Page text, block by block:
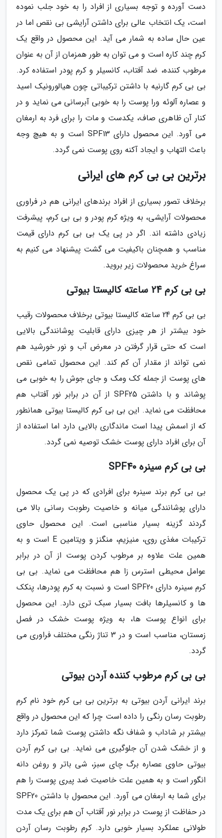
دست آورده و توجه بسیاری از افراد را به خود جلب نموده
است، یک انتخاب عالی برای داشتن آرایشی بی نقص اما در
عین حال ساده به شمار می آید. این محصول در واقع یک
کرم چند کاره است و می توان به طور همزمان از آن به عنوان
مرطوب کننده، ضد آفتاب، کانسیلر و کرم پودر استفاده کرد.
بی بی کرم گارنیه با داشتن ترکیباتی چون هیالورونیک اسید
و عصاره آلوئه ورا پوست را به خوبی آبرسانی می نماید و در
کنار آن ظاهری صاف، یکدست و مات را برای فرد به ارمغان
می آورد. این محصول دارای SPF13 است و به هیچ وجه
باعث التهاب و ایجاد آکنه روی پوست نمی گردد.
برترین بی بی کرم های ایرانی
برخلاف تصور بسیاری از افراد برندهای ایرانی هم در فراوری
محصولات آرایشی، به ویژه کرم پودر و بی بی کرم، پیشرفت
زیادی داشته اند. اگر در پی یک بی بی کرم دارای قیمت
مناسب و همچنان باکیفیت می گشت پیشنهاد می کنیم به
سراغ خرید محصولات زیر بروید.
بی بی کرم 24 ساعته کالیستا بیوتی
بی بی کرم 24 ساعته کالیستا بیوتی برخلاف محصولات رقیب
خود بیشتر از هر چیزی دارای قابلیت پوشانندگی بالایی
است که حتی قرار گرفتن در معرض آب و نور خورشید هم
نمی تواند از مقدار آن کم کند. این محصول تمامی نقص
های پوست از جمله کک ومک و جای جوش را به خوبی می
پوشاند و با داشتن SPF25 از آن در برابر نور آفتاب هم
محافظت می نماید. این بی بی کرم کالیستا بیوتی همانطور
که از اسمش پیدا است ماندگاری بالایی دارد اما استفاده از
آن برای افراد دارای پوست خشک توصیه نمی گردد.
بی بی کرم سینره SPF40
بی بی کرم برند سینره برای افرادی که در پی یک محصول
دارای پوشانندگی میانه و خاصیت رطوبت رسانی بالا می
گردند گزینه بسیار مناسبی است. این محصول حاوی
ترکیبات مغذی روی، منیزیم، منگنز و ویتامین E است و به
همین علت علاوه بر مرطوب کردن پوست از آن در برابر
عوامل محیطی استرس زا هم محافظت می نماید. بی بی
کرم سینره دارای SPF20 است و نسبت به کرم پودرها، پنکک
ها و کانسیلرها بافت بسیار سبک تری دارد. این محصول
برای انواع پوست ها، به ویژه پوست خشک در فصل
زمستان، مناسب است و در 3 تناژ رنگی مختلف فراوری می
گردد.
بی بی کرم مرطوب کننده آردن بیوتی
برند ایرانی آردن بیوتی به برترین بی بی کرم خود نام کرم
رطوبت رسان رنگی را داده است چرا که این محصول در واقع
بیشتر بر شاداب و شفاف نگه داشتن پوست شما تمرکز دارد
و از خشک شدن آن جلوگیری می نماید. بی بی کرم آردن
بیوتی حاوی عصاره برگ چای سبز، شی باتر و روغن دانه
انگور است و به همین علت خاصیت ضد پیری پوست را هم
برای شما به ارمغان می آورد. این محصول با داشتن SPF20
در حفاظت از پوست در برابر نور آفتاب آن هم برای یک مدت
طولانی عملکرد بسیار خوبی دارد. کرم رطوبت رسان آردن